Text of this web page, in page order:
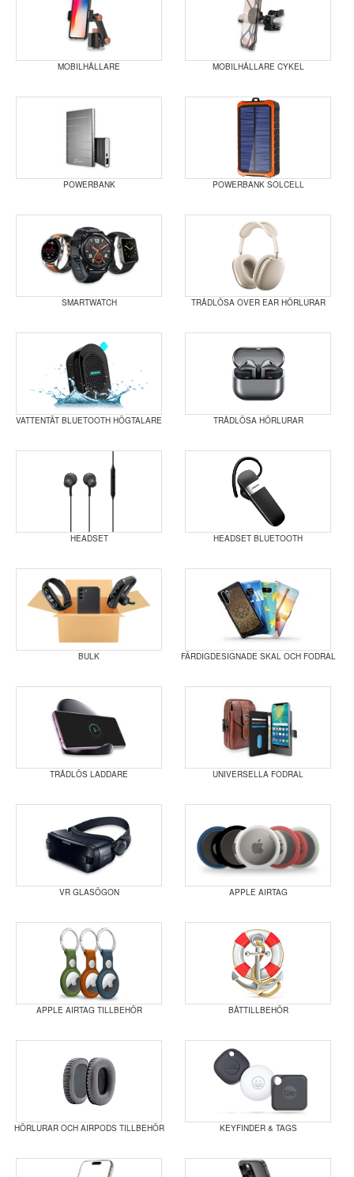
MOBILHÅLLARE MOBILHÅLLARE CYKEL
POWERBANK POWERBANK SOLCELL
SMARTWATCH TRÅDLÖSA OVER EAR HÖRLURAR
VATTENTÄT BLUETOOTH HÖGTALARE TRÅDLÖSA HÖRLURAR
HEADSET HEADSET BLUETOOTH
BULK FÄRDIGDESIGNADE SKAL OCH FODRAL
TRÅDLÖS LADDARE UNIVERSELLA FODRAL
VR GLASÖGON APPLE AIRTAG
APPLE AIRTAG TILLBEHÖR BÅTTILLBEHÖR
HÖRLURAR OCH AIRPODS TILLBEHÖR KEYFINDER & TAGS